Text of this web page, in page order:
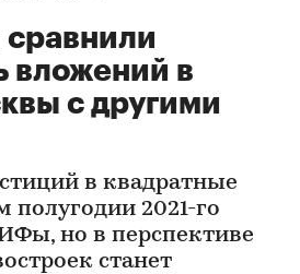
вложений в
с другими
в квадратные
полугодии 2021-го
но в перспективе
станет